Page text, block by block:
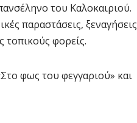
του Καλοκαιριού.
παραστάσεις, ξεναγήσεις
τοπικούς φορείς.
φως του φεγγαριού» και